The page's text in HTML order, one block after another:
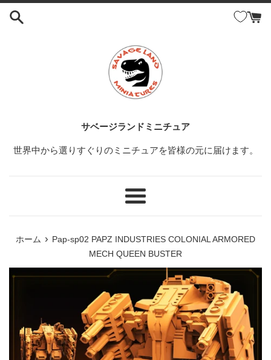
コ
サベージランドミニチュア
世界中から選りすぐりのミニチュアを皆様の元に届けます。
メ
ホーム › Pap-sp02 PAPZ INDUSTRIES COLONIAL ARMORED
MECH QUEEN BUSTER